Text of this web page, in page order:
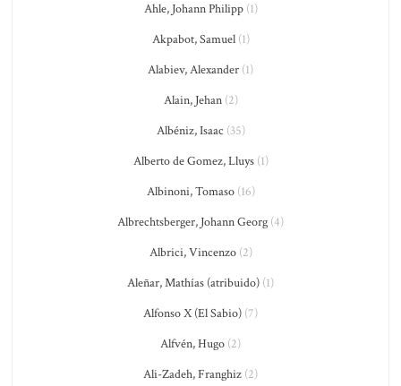
Ahle, Johann Philipp(1)
Akpabot, Samuel(1)
Alabiev, Alexander (1)
Alain, Jehan(2)
Albéniz, Isaac (35)
Alberto de Gomez, Lluys(1)
Albinoni, Tomaso(16)
Albrechtsberger, Johann Georg (4)
Albrici, Vincenzo(2)
Aleñar, Mathías (atribuido) (1)
Alfonso X (El Sabio) (7)
Alfvén, Hugo (2)
Ali-Zadeh, Franghiz (2)